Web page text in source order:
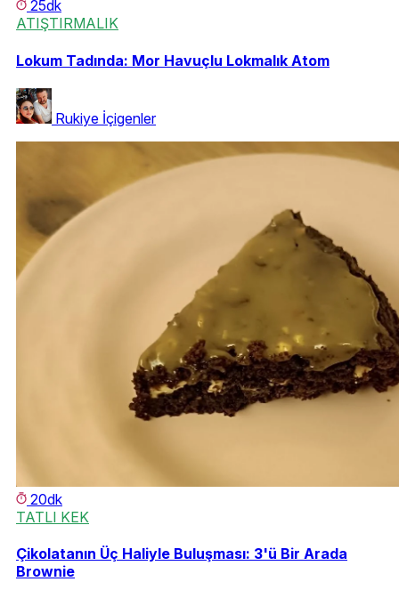
25dk
ATIŞTIRMALIK
Lokum Tadında: Mor Havuçlu Lokmalık Atom
Rukiye İçigenler
20dk
TATLI KEK
Çikolatanın Üç Haliyle Buluşması: 3'ü Bir Arada
Brownie